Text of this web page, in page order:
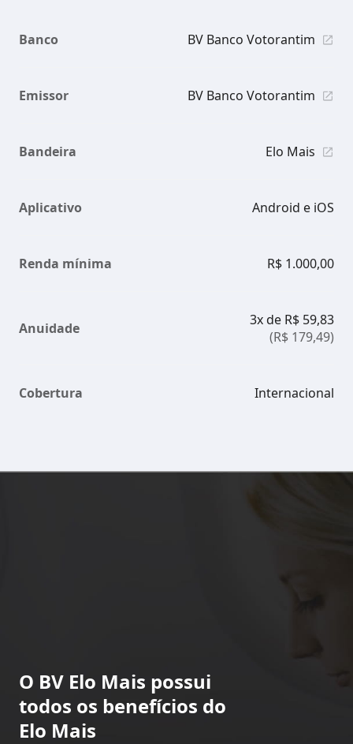
Banco BV Banco Votorantim
Emissor BV Banco Votorantim
Bandeira Elo Mais
Aplicativo Android e iOS
Renda mínima R$ 1.000,00
Anuidade
3x de R$ 59,83
(R$ 179,49)
Cobertura Internacional
O BV Elo Mais possui
todos os benefícios do
Elo Mais